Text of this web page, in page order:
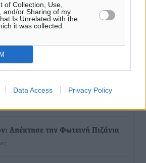
of Collection, Use,
and/or Sharing of my
Is Unrelated with the
it was collected.
Data Access Privacy Policy
με αγώνες από τον Σ.Σ. Ρόδου
της χωρίς επιτήρηση
Απέκτησε την Φωτεινή Πιζάνια